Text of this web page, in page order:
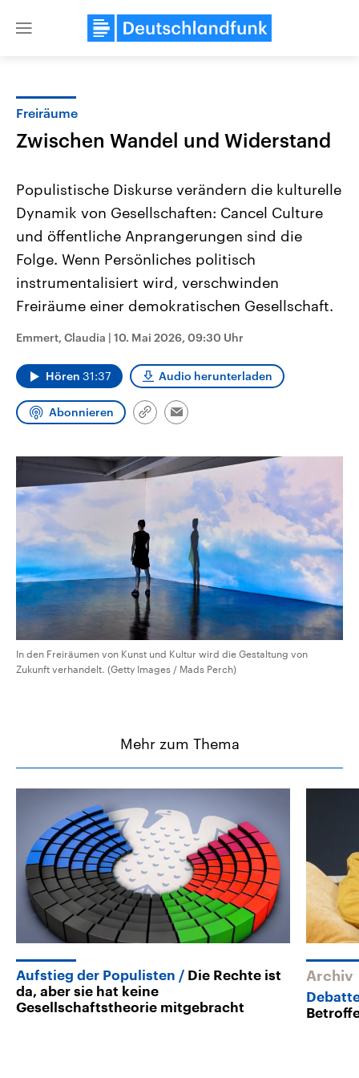
Close
Landtagswahl Sachsen-Anhalt
Alle Informationen
September 2026 einen neuen
Landtag. Seit 2021 wird das
CDU, SPD und FDP regiert.-
Umfragen, Prognosen,
und Hintergründe zu den Parteien
und Kandidaten der anstehenden
USA
Hintergründe
gehören die Vereinigten
den mächtigsten Ländern
aktuelle Weltgeschehen.
Sendungen Programm
Freiräume
Zwischen Wandel und Widerstand
Populistische Diskurse verändern die kulturelle
Dynamik von Gesellschaften: Cancel Culture
und öffentliche Anprangerungen sind die
Folge. Wenn Persönliches politisch
instrumentalisiert wird, verschwinden
Freiräume einer demokratischen Gesellschaft.
Emmert, Claudia | 10. Mai 2026, 09:30 Uhr
Hören 31:37 Audio herunterladen
Abonnieren
Link
Email
In den Freiräumen von Kunst und Kultur wird die Gestaltung von
Zukunft verhandelt. (Getty Images / Mads Perch)
Mehr zum Thema
Aufstieg der Populisten
Die Rechte ist
da, aber sie hat keine
Gesellschaftstheorie mitgebracht
Archiv